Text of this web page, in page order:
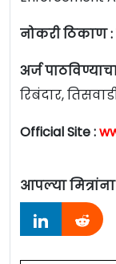
नोकरी ठिकाण :
अर्ज
रिबंदार,
Official Site :
आपल्या